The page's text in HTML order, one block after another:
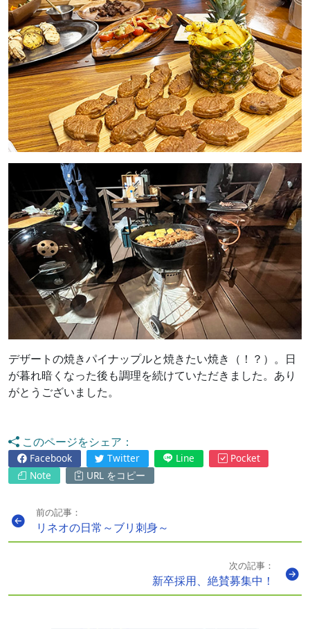
デザートの焼きパイナップルと焼きたい焼き（！？）。日
が暮れ暗くなった後も調理を続けていただきました。あり
がとうございました。
このページをシェア：
Facebook Twitter Line
Pocket
Note
URL をコピー
前の記事：
リネオの日常～ブリ刺身～
次の記事：
新卒採用、絶賛募集中！